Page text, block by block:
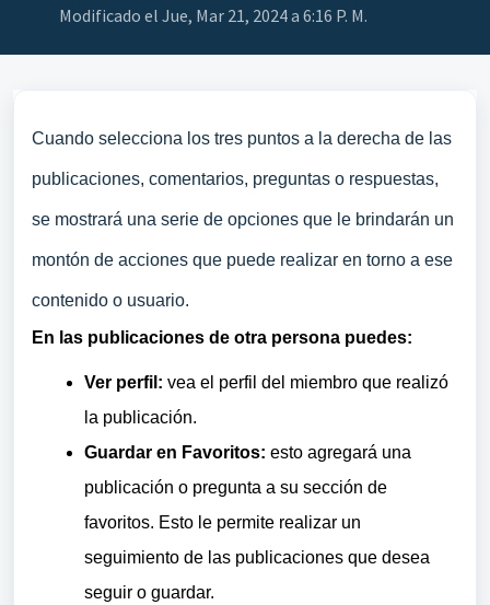
Modificado el Jue, Mar 21, 2024 a 6:16 P. M.
Cuando selecciona los tres puntos a la derecha de las
publicaciones, comentarios, preguntas o respuestas,
se mostrará una serie de opciones que le brindarán un
montón de acciones que puede realizar en torno a ese
contenido o usuario.
En las publicaciones de otra persona puedes:
Ver perfil: vea el perfil del miembro que realizó
la publicación.
Guardar en Favoritos: esto agregará una
publicación o pregunta a su sección de
favoritos. Esto le permite realizar un
seguimiento de las publicaciones que desea
seguir o guardar.